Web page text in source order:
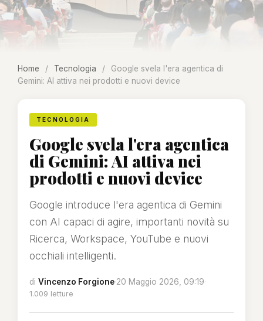
Home / Tecnologia /
Google svela l'era agentica di
Gemini: AI attiva nei prodotti e nuovi device
TECNOLOGIA
Google svela l'era agentica
di Gemini: AI attiva nei
prodotti e nuovi device
Google introduce l'era agentica di Gemini
con AI capaci di agire, importanti novità su
Ricerca, Workspace, YouTube e nuovi
occhiali intelligenti.
di Vincenzo Forgione·20 Maggio 2026, 09:19·
1.009 letture